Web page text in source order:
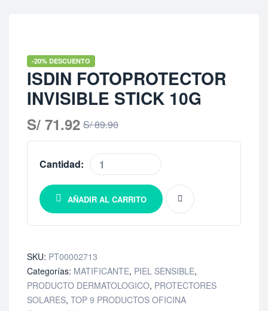
-20% DESCUENTO
ISDIN FOTOPROTECTOR
INVISIBLE STICK 10G
S/89.90
S/ 71.92
Cantidad:
AÑADIR AL CARRITO
SKU: PT00002713
Categorías: MATIFICANTE, PIEL SENSIBLE,
PRODUCTO DERMATOLOGICO, PROTECTORES
SOLARES, TOP 9 PRODUCTOS OFICINA